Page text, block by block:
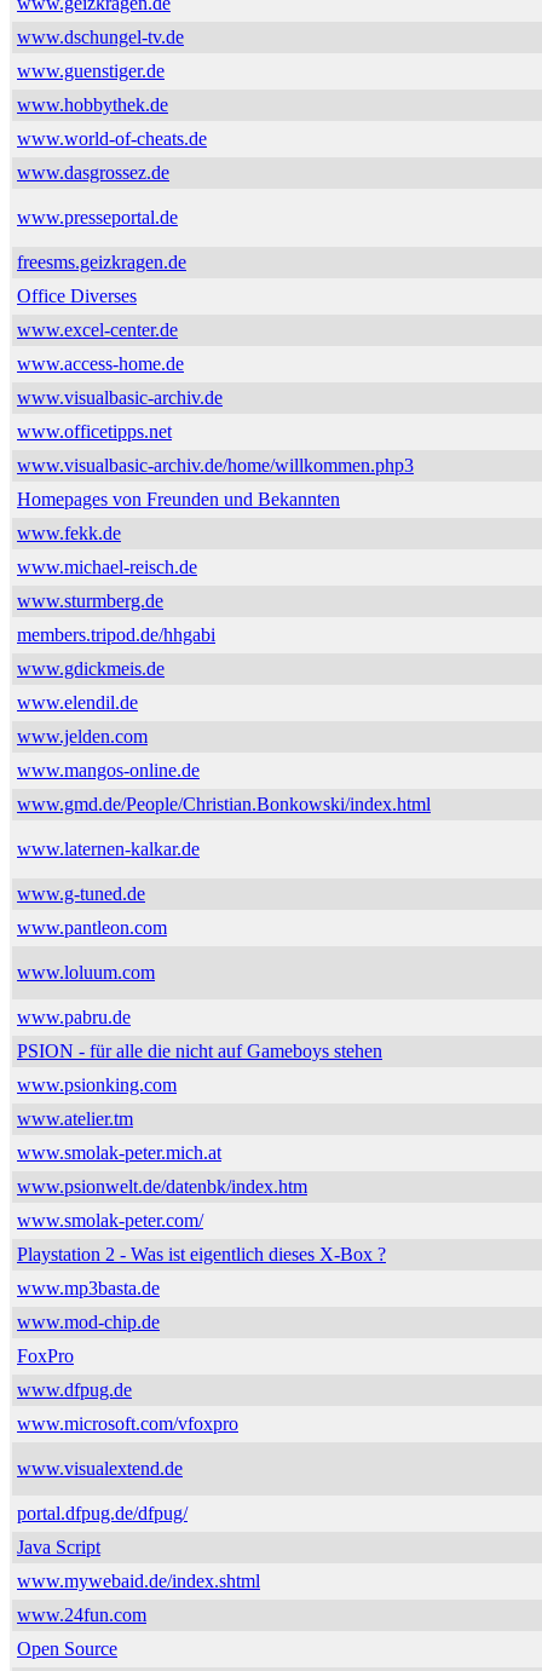
www.dschungel-tv.de
www.guenstiger.de
www.hobbythek.de
www.world-of-cheats.de
www.dasgrossez.de
www.presseportal.de
freesms.geizkragen.de
Office Diverses
www.excel-center.de
www.access-home.de
www.visualbasic-archiv.de
www.officetipps.net
www.visualbasic-archiv.de/home/willkommen.php3
Homepages von Freunden und Bekannten
www.fekk.de
www.michael-reisch.de
www.sturmberg.de
members.tripod.de/hhgabi
www.gdickmeis.de
www.elendil.de
www.jelden.com
www.mangos-online.de
www.gmd.de/People/Christian.Bonkowski/index.html
www.laternen-kalkar.de
www.g-tuned.de
www.pantleon.com
www.loluum.com
www.pabru.de
PSION - für alle die nicht auf Gameboys stehen
www.psionking.com
www.atelier.tm
www.smolak-peter.mich.at
www.psionwelt.de/datenbk/index.htm
www.smolak-peter.com/
Playstation 2 - Was ist eigentlich dieses X-Box ?
www.mp3basta.de
www.mod-chip.de
FoxPro
www.dfpug.de
www.microsoft.com/vfoxpro
www.visualextend.de
portal.dfpug.de/dfpug/
Java Script
www.mywebaid.de/index.shtml
www.24fun.com
Open Source